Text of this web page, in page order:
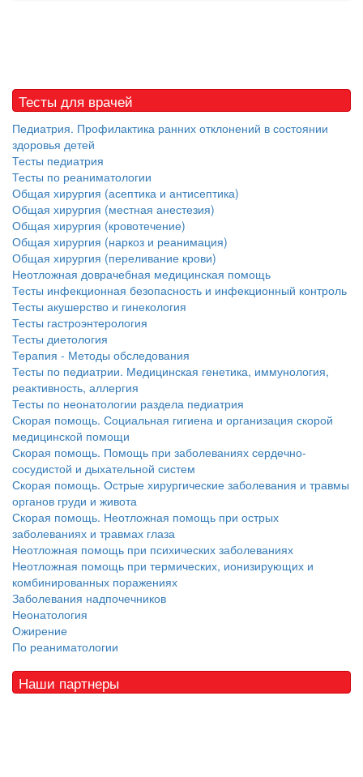
Тесты для врачей
Педиатрия. Профилактика ранних отклонений в состоянии
здоровья детей
Тесты педиатрия
Тесты по реаниматологии
Общая хирургия (асептика и антисептика)
Общая хирургия (местная анестезия)
Общая хирургия (кровотечение)
Общая хирургия (наркоз и реанимация)
Общая хирургия (переливание крови)
Неотложная доврачебная медицинская помощь
Тесты инфекционная безопасность и инфекционный контроль
Тесты акушерство и гинекология
Тесты гастроэнтерология
Тесты диетология
Терапия - Методы обследования
Тесты по педиатрии. Медицинская генетика, иммунология,
реактивность, аллергия
Тесты по неонатологии раздела педиатрия
Скорая помощь. Социальная гигиена и организация скорой
медицинской помощи
Скорая помощь. Помощь при заболеваниях сердечно-
сосудистой и дыхательной систем
Скорая помощь. Острые хирургические заболевания и травмы
органов груди и живота
Скорая помощь. Неотложная помощь при острых
заболеваниях и травмах глаза
Неотложная помощь при психических заболеваниях
Неотложная помощь при термических, ионизирующих и
комбинированных поражениях
Заболевания надпочечников
Неонатология
Ожирение
По реаниматологии
Наши партнеры